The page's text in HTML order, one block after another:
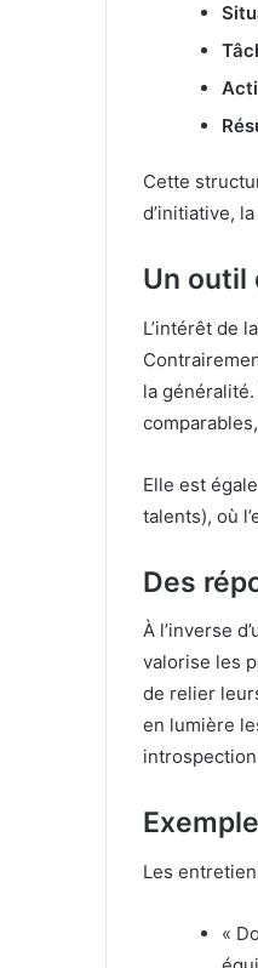
Cette
d’initiative,
Un outil
L’intérêt de
la
Elle est
talents), où
Des
À l’inverse
valorise les
de relier
en lumière
Les
«